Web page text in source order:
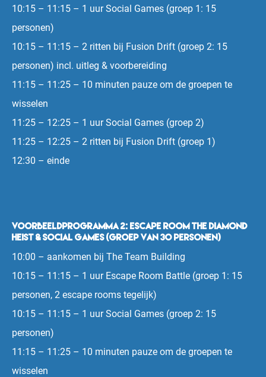
10:15 – 11:15 – 1 uur Social Games (groep 1: 15
personen)
10:15 – 11:15 – 2 ritten bij Fusion Drift (groep 2: 15
personen) incl. uitleg & voorbereiding
11:15 – 11:25 – 10 minuten pauze om de groepen te
wisselen
11:25 – 12:25 – 1 uur Social Games (groep 2)
11:25 – 12:25 – 2 ritten bij Fusion Drift (groep 1)
12:30 – einde
Voorbeeldprogramma 2: Escape Room The Diamond
Heist & Social Games (groep van 30 personen)
10:00 – aankomen bij The Team Building
10:15 – 11:15 – 1 uur Escape Room Battle (groep 1: 15
personen, 2 escape rooms tegelijk)
10:15 – 11:15 – 1 uur Social Games (groep 2: 15
personen)
11:15 – 11:25 – 10 minuten pauze om de groepen te
wisselen